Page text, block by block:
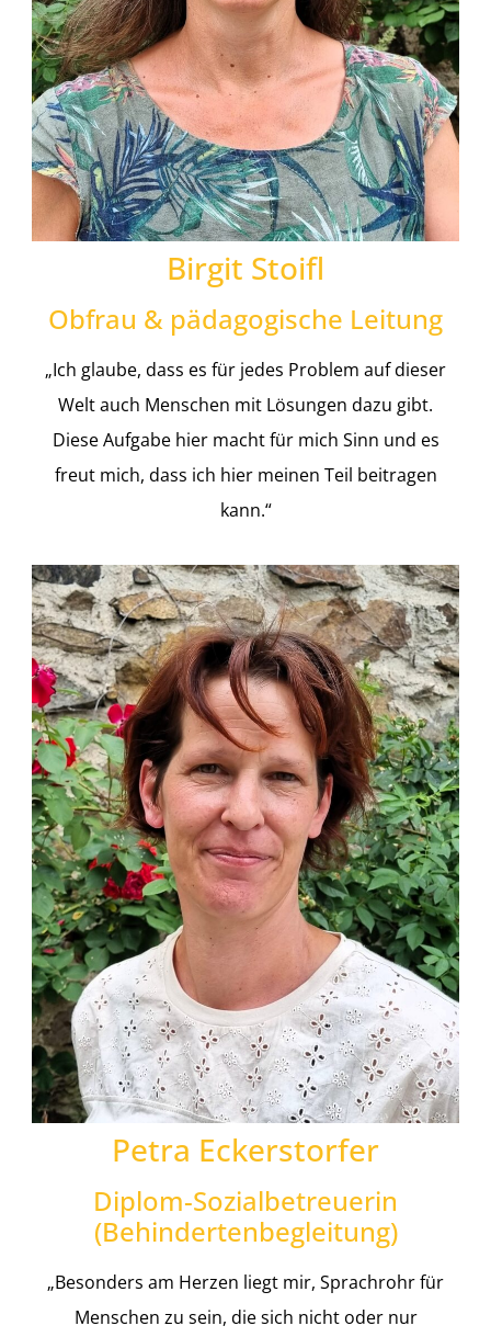
Birgit Stoifl
Obfrau & pädagogische Leitung
„Ich glaube, dass es für jedes Problem auf dieser
Welt auch Menschen mit Lösungen dazu gibt.
Diese Aufgabe hier macht für mich Sinn und es
freut mich, dass ich hier meinen Teil beitragen
kann.“
Petra Eckerstorfer
Diplom-Sozialbetreuerin
(Behindertenbegleitung)
„Besonders am Herzen liegt mir, Sprachrohr für
Menschen zu sein, die sich nicht oder nur